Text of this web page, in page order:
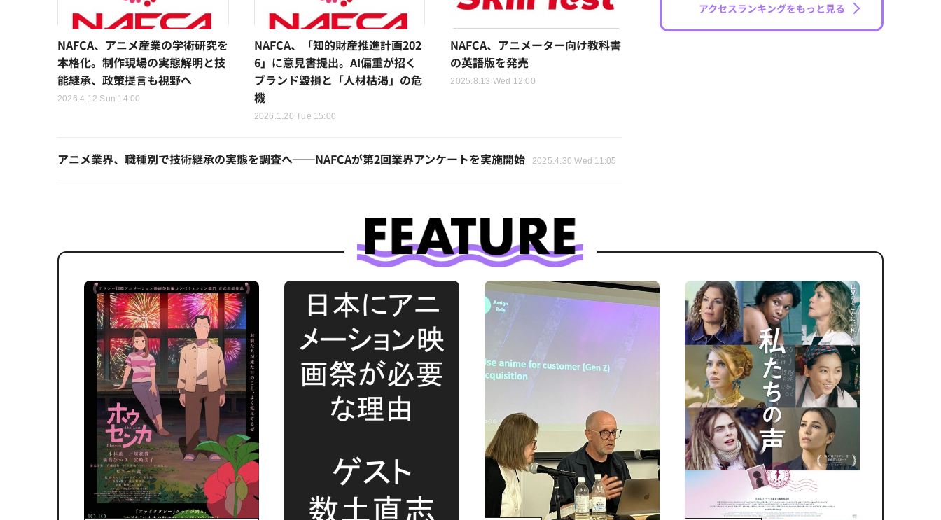
NAFCA、アニメ産業の学術研究を
本格化。制作現場の実態解明と技
能継承、政策提言も視野へ
2026.4.12 Sun 14:00
NAFCA、「知的財産推進計画202
6」に意見書提出。AI偏重が招く
ブランド毀損と「人材枯渇」の危
機
2026.1.20 Tue 15:00
NAFCA、アニメーター向け教科書
の英語版を発売
2025.8.13 Wed 12:00
アニメ業界、職種別で技術継承の実態を調査へ──NAFCAが第2回業界アンケートを実施開始 2025.4.30 Wed 11:05
アクセスランキングをもっと見る